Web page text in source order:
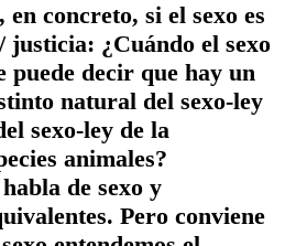
en concreto, si el sexo es
justicia: ¿Cuándo el sexo
puede decir que hay un
natural del sexo-ley
sexo-ley de la
animales?
de sexo y
Pero conviene